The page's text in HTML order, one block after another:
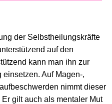
der Selbstheilungskräfte
auf den
kann man ihn zur
Auf Magen-,
nimmt dieser
gilt auch als mentaler Mut